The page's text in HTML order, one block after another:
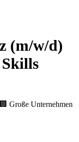
(m/w/d)
🏢 Große Unternehmen